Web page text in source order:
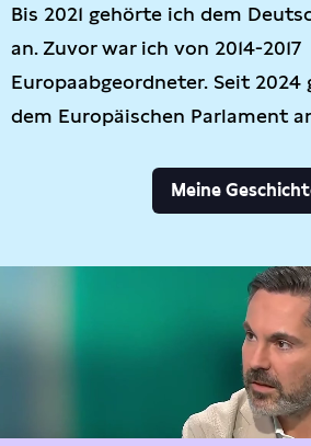
Bis 2021 gehörte ich dem
an. Zuvor war ich von 2014-2017
Europaabgeordneter. Seit 2024
dem Europäischen Parlament
Meine